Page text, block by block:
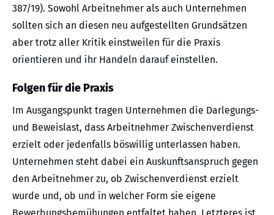
387/19). Sowohl Arbeitnehmer als auch Unternehmen
sollten sich an diesen neu aufgestellten Grundsätzen
aber trotz aller Kritik einstweilen für die Praxis
orientieren und ihr Handeln darauf einstellen.
Folgen für die Praxis
Im Ausgangspunkt tragen Unternehmen die Darlegungs-
und Beweislast, dass Arbeitnehmer Zwischenverdienst
erzielt oder jedenfalls böswillig unterlassen haben.
Unternehmen steht dabei ein Auskunftsanspruch gegen
den Arbeitnehmer zu, ob Zwischenverdienst erzielt
wurde und, ob und in welcher Form sie eigene